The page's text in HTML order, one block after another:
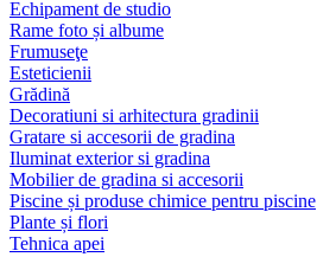
Echipament de studio
Rame foto și albume
Frumuseţe
Esteticienii
Grădină
Decoratiuni si arhitectura gradinii
Gratare si accesorii de gradina
Iluminat exterior si gradina
Mobilier de gradina si accesorii
Piscine și produse chimice pentru piscine
Plante și flori
Tehnica apei